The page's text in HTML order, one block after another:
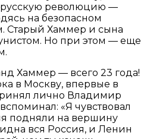
русскую революцию —
на безопасном
Старый Хаммер и сына
Но при этом — еще
Хаммер — всего 23 года!
в Москву, впервые в
лично Владимир
«Я чувствовал
подняли на вершину
вся Россия, и Ленин